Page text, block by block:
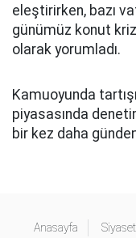
eleştirirken, bazı
günümüz konut
olarak yorumladı.
Kamuoyunda
piyasasında
bir kez daha
Anasayfa Siyaset